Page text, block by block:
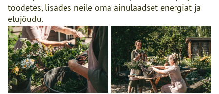
toodetes, lisades neile oma ainulaadset energiat ja
elujõudu.